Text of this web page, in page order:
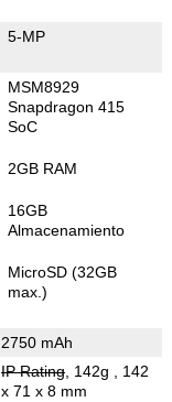
5-MP
MSM8929
Snapdragon 415
SoC
2GB RAM
16GB
Almacenamiento
MicroSD (32GB
max.)
2750 mAh
IP Rating, 142g
, 142
x 71 x 8 mm